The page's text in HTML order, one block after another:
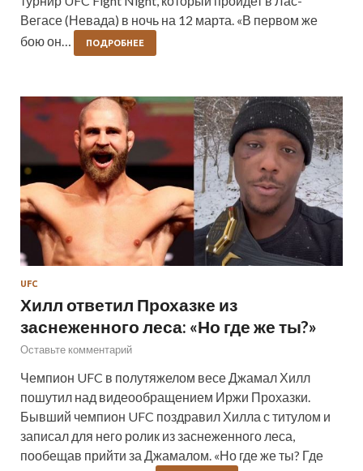
Вегасе (Невада) в ночь на 12 марта. «В первом же
бою он…
ПОДРОБНЕЕ
UFC
Хилл ответил Прохазке из
заснеженного леса: «Но где же ты?»
Оставьте комментарий
Чемпион UFC в полутяжелом весе Джамал Хилл
пошутил над видеообращением Иржи Прохазки.
Бывший чемпион UFC поздравил Хилла с титулом и
записал для него ролик из заснеженного леса,
пообещав прийти за Джамалом. «Но где же ты? Где